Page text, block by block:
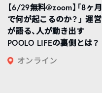
【6/29無料@zoom】「8ヶ月
で何が起こるのか？」 運営
が語る、人が動き出す
POOLO LIFEの裏側とは？
オンライン